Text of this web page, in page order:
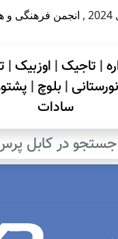
, انجمن فرهنگی و
| تاجیک| اوزبیک|
نورستانی| بلوچ |
سادات
جستجو در کابل